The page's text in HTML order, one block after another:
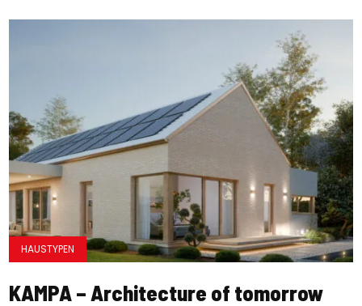
HAUSTYPEN
KAMPA – Architecture of tomorrow